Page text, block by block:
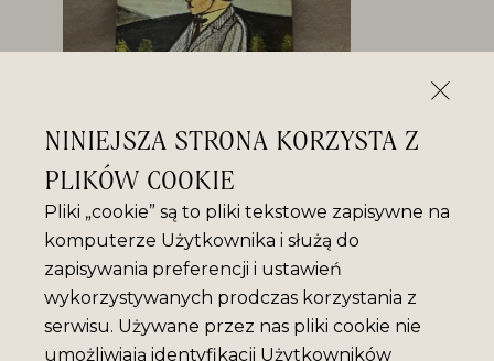
NINIEJSZA STRONA KORZYSTA Z
PLIKÓW COOKIE
Pliki „cookie” są to pliki tekstowe zapisywne na
komputerze Użytkownika i służą do
zapisywania preferencji i ustawień
wykorzystywanych prodczas korzystania z
serwisu. Używane przez nas pliki cookie nie
umożliwiają identyfikacji Użytkowników